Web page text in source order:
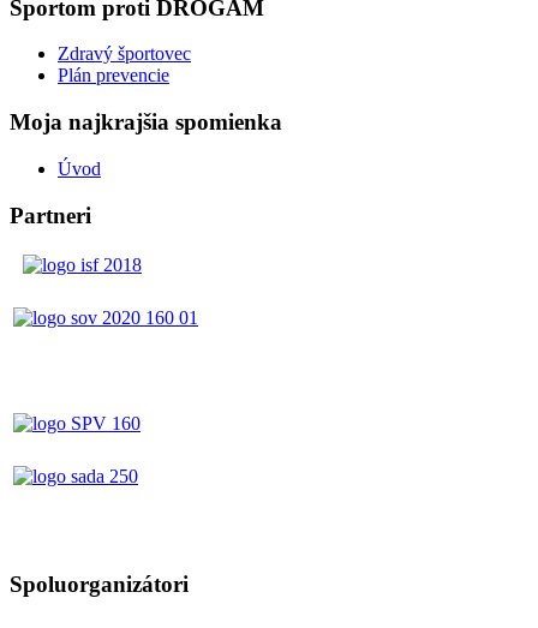
Športom proti DROGÁM
Zdravý športovec
Plán prevencie
Moja najkrajšia spomienka
Úvod
Partneri
Spoluorganizátori